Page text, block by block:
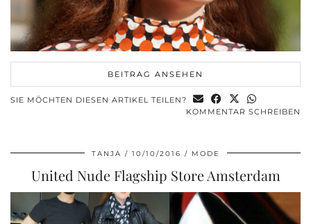
BEITRAG ANSEHEN
SIE MÖCHTEN DIESEN ARTIKEL TEILEN?
KOMMENTAR SCHREIBEN
TANJA 10/10/2016 MODE
United Nude Flagship Store Amsterdam